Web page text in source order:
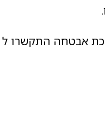
אבטחה התקשרו ל